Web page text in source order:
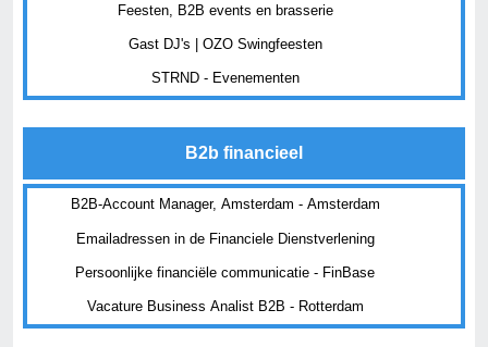
Feesten, B2B events en brasserie
Gast DJ's | OZO Swingfeesten
STRND - Evenementen
B2b financieel
B2B-Account Manager, Amsterdam - Amsterdam
Emailadressen in de Financiele Dienstverlening
Persoonlijke financiële communicatie - FinBase
Vacature Business Analist B2B - Rotterdam